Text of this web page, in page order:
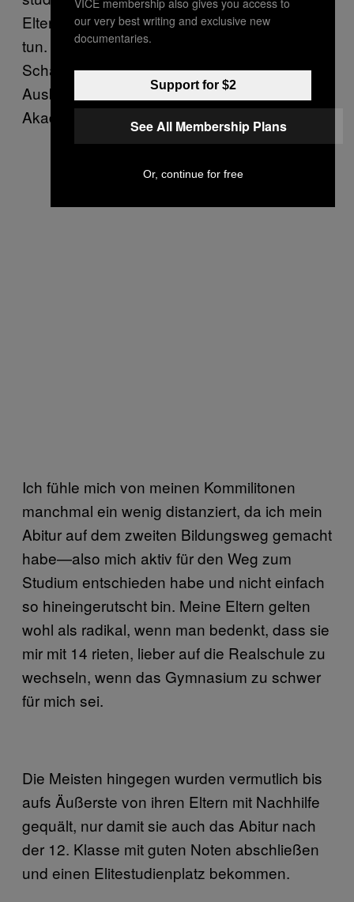
Eltern, haben uns gesagt, wir müssten das
tun. Für manche Eltern wäre es eine
Schande, wenn das Kind nur eine
Ausbildung machen würde, obwohl sie selbst
Akademiker sind.
Ich fühle mich von meinen Kommilitonen
manchmal ein wenig distanziert, da ich mein
Abitur auf dem zweiten Bildungsweg gemacht
habe—also mich aktiv für den Weg zum
Studium entschieden habe und nicht einfach
so hineingerutscht bin. Meine Eltern gelten
wohl als radikal, wenn man bedenkt, dass sie
mir mit 14 rieten, lieber auf die Realschule zu
wechseln, wenn das Gymnasium zu schwer
für mich sei.
Die Meisten hingegen wurden vermutlich bis
aufs Äußerste von ihren Eltern mit Nachhilfe
gequält, nur damit sie auch das Abitur nach
der 12. Klasse mit guten Noten abschließen
und einen Elitestudienplatz bekommen.
our very best writing and exclusive new
documentaries.
Support for $2
See All Membership Plans
Or, continue for free